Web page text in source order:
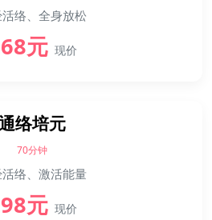
络、全身放松
元 现价
络培元
70分钟
络、激活能量
元 现价